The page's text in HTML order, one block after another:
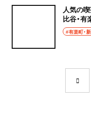
人気の
比谷・
歩 日比
#有楽町・